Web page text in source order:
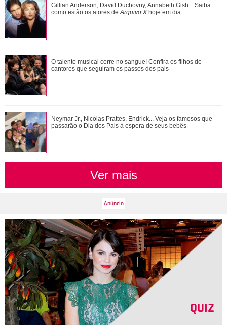
Zé Felipe e Virgínia Fonseca aparecem juntos após
cirurgias das filhas e cantor brinca: Ta...
Anitta exibe look escolhido para nova turnê e detalhe no pé
chama a atenção
Ariana Grande faz desabafo em show sobre decisão de
pausar a carreira: Não foi uma reação...
Gillian Anderson, David Duchovny, Annabeth Gish... Saiba
como estão os atores deArquivo X hoje em dia
O talento musical corre no sangue! Confira os filhos de
cantores que seguiram os passos dos pais
Neymar Jr., Nicolas Prattes, Endrick... Veja os famosos que
passarão o Dia dos Pais à espera de seus bebês
Ver mais
QUIZ